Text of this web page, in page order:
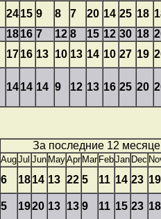
2415 9 8 7 20 14 25 18
1816 7 12 8 15 12 30 18
1716 13 10 13 14 10 27 19
1414 14 9 12 13 16 25 20
За последние 12
AugJul Jun MayApr Mar FebJan Dec
6 1814 13 22 5 11 14 23 19
5 1920 13 13 9 11 15 23 18